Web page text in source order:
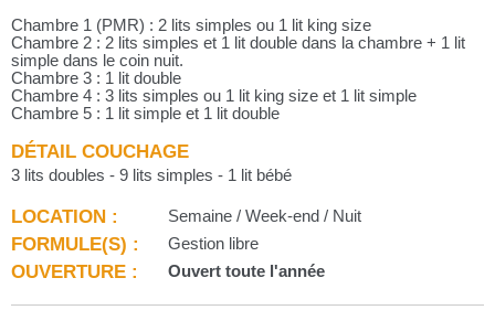
Chambre 1 (PMR) : 2 lits simples ou 1 lit king size
Chambre 2 : 2 lits simples et 1 lit double dans la chambre + 1 lit
simple dans le coin nuit.
Chambre 3 : 1 lit double
Chambre 4 : 3 lits simples ou 1 lit king size et 1 lit simple
Chambre 5 : 1 lit simple et 1 lit double
DÉTAIL COUCHAGE
3 lits doubles - 9 lits simples - 1 lit bébé
LOCATION : Semaine / Week-end / Nuit
FORMULE(S) : Gestion libre
OUVERTURE : Ouvert toute l'année